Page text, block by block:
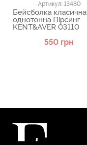
Артикул: 13480
Бейсболка класична
однотонна Пірсинг
KENT&AVER 03110
550 грн